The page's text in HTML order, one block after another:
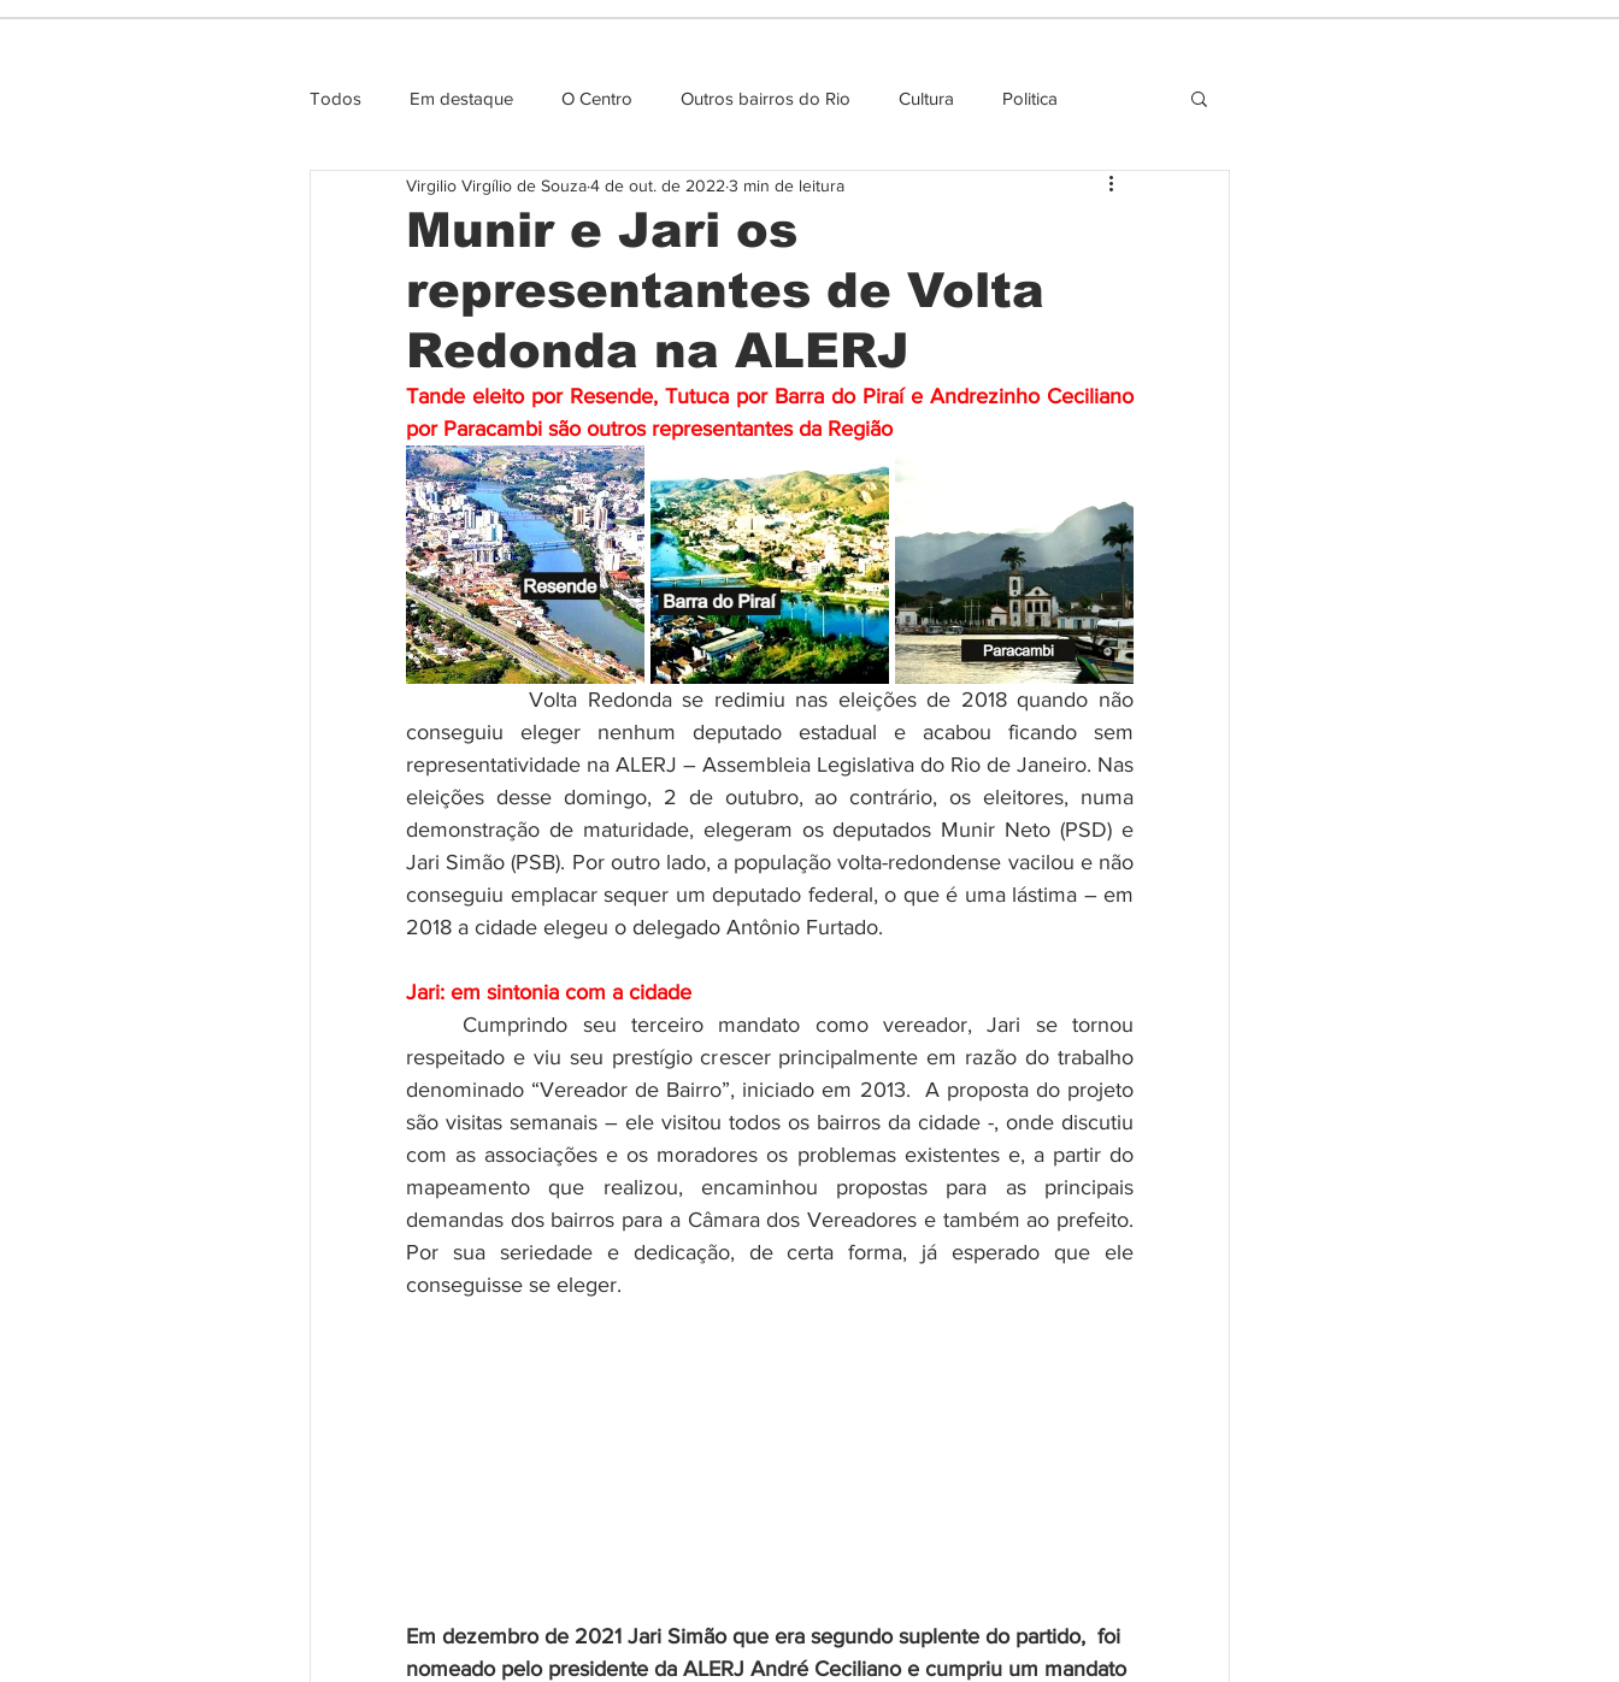
Todos Em destaque O Centro Outros bairros do Rio Cultura Politica
Entrevista e Opiniao Agenda cultural
Munir e Jari os
representantes de Volta
Redonda na ALERJ
Virgilio Virgílio de Souza4 de out. de 2022 3 min de leitura
Tande eleito por Resende, Tutuca por Barra do Piraí e Andrezinho Ceciliano
por Paracambi são outros representantes da Região
            Volta Redonda se redimiu nas eleições de 2018 quando não
conseguiu eleger nenhum deputado estadual e acabou ficando sem
representatividade na ALERJ – Assembleia Legislativa do Rio de Janeiro. Nas
eleições desse domingo, 2 de outubro, ao contrário, os eleitores, numa
demonstração de maturidade, elegeram os deputados Munir Neto (PSD) e
Jari Simão (PSB). Por outro lado, a população volta-redondense vacilou e não
conseguiu emplacar sequer um deputado federal, o que é uma lástima – em
2018 a cidade elegeu o delegado Antônio Furtado.
Jari: em sintonia com a cidade
respeitado e viu seu prestígio crescer principalmente em razão do trabalho
denominado “Vereador de Bairro”, iniciado em 2013.  A proposta do projeto
são visitas semanais – ele visitou todos os bairros da cidade -, onde discutiu
com as associações e os moradores os problemas existentes e, a partir do
mapeamento que realizou, encaminhou propostas para as principais
demandas dos bairros para a Câmara dos Vereadores e também ao prefeito.
Por sua seriedade e dedicação, de certa forma, já esperado que ele
conseguisse se eleger.
Em dezembro de 2021 Jari Simão que era segundo suplente do partido,  foi
nomeado pelo presidente da ALERJ André Ceciliano e cumpriu um mandato